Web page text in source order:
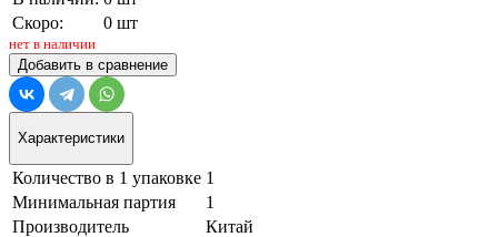
Скоро:
0 шт
нет в наличии
Добавить в сравнение
Характеристики
Количество в 1 упаковке 1
Минимальная партия
1
Производитель
Китай